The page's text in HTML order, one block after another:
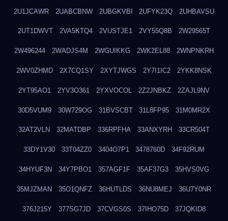
2U1JCAWR 2UABCBNW 2UBGKVBI 2UFYK23Q 2UHBAVSU
2UT1DWVT 2VA5KTQ4 2VUSTJE1 2VY55Q8B 2W29565T
2W496244 2WADJS4M 2WGUIKKG 2WK2EL88 2WNPNKRH
2WV0ZHMD 2X7CQ1SY 2XYTJWGS 2Y7I1IC2 2YKK8NSK
2YT95AO1 2YV3O361 2YXVOCOL 2Z2JNBKZ 2ZAJL9NV
30D5VUM9 30W729OG 31BVSCBT 31L8FP95 31M0MR2X
32AT2VLN 32MATDBP 336RPFHA 33ANXYRH 33CR504T
33DY1V30 33T04ZZ0 3404O7P1 3478760D 34F92RUM
34HYUF3N 34Y7PBO1 357AGF1F 35AF37G3 35HVS0VG
35MJZMAN 35O1QNFZ 36HUTLDS 36NU8MEJ 36U7Y0NR
376J215Y 377SG7JD 37CVGS0S 37IHO75D 37JQKID8